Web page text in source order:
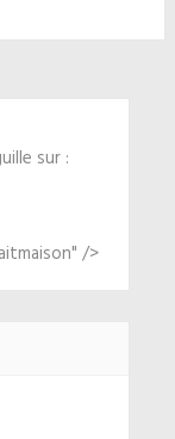
sur :
/>